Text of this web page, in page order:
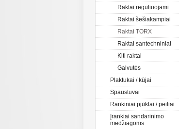
Raktai reguliuojami
Raktai šešiakampiai
Raktai TORX
Raktai santechniniai
Kiti raktai
Galvutės
Plaktukai / kūjai
Spaustuvai
Rankiniai pjūklai / peiliai
Įrankiai sandarinimo
medžiagoms